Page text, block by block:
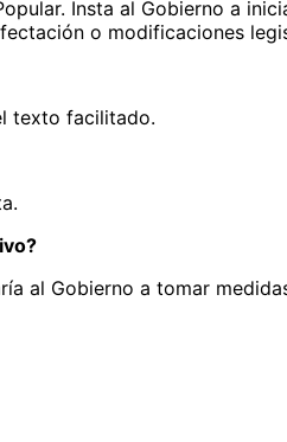
Insta al Gobierno a
o modificaciones
texto facilitado.
al Gobierno a tomar